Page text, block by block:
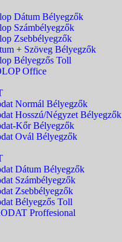
Dátum Bélyegzők
Számbélyegzők
Zsebbélyegzők
+ Szöveg Bélyegzők
Bélyegzős Toll
Office
Normál Bélyegzők
Hosszú/Négyzet Bélyegzők
Kőr Bélyegzők
Ovál Bélyegzők
Dátum Bélyegzők
Számbélyegzők
Zsebbélyegzők
Bélyegzős Toll
Proffesional